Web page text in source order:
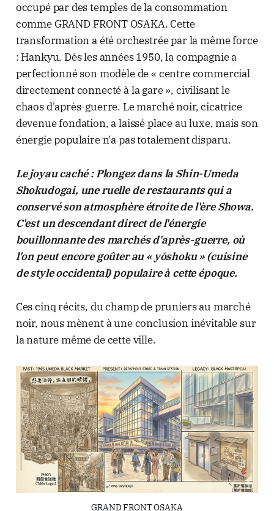
occupé par des temples de la consommation
comme GRAND FRONT OSAKA. Cette
transformation a été orchestrée par la même force
: Hankyu. Dès les années 1950, la compagnie a
perfectionné son modèle de « centre commercial
directement connecté à la gare », civilisant le
chaos d'après-guerre. Le marché noir, cicatrice
devenue fondation, a laissé place au luxe, mais son
énergie populaire n'a pas totalement disparu.
Le joyau caché : Plongez dans la Shin-Umeda
Shokudogai, une ruelle de restaurants qui a
conservé son atmosphère étroite de l'ère Showa.
C'est un descendant direct de l'énergie
bouillonnante des marchés d'après-guerre, où
l'on peut encore goûter au « yōshoku » (cuisine
de style occidental) populaire à cette époque.
Ces cinq récits, du champ de pruniers au marché
noir, nous mènent à une conclusion inévitable sur
la nature même de cette ville.
GRAND FRONT OSAKA